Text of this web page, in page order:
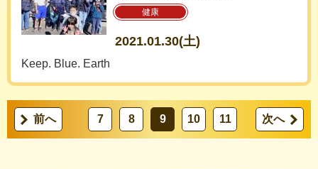
健康
2021.01.30(土)
Keep. Blue. Earth
前へ 7 8 9 10 11 次へ